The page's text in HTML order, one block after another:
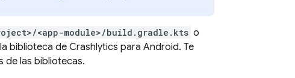
<app-module>/build.gradle.kts o
biblioteca de Crashlytics para Android. Te
de las bibliotecas.